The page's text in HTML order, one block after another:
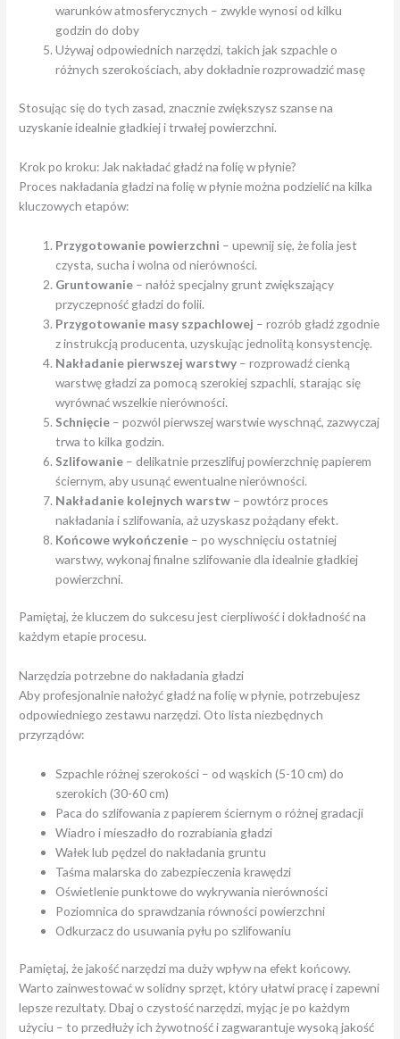
warunków atmosferycznych – zwykle wynosi od kilku
godzin do doby
Używaj odpowiednich narzędzi, takich jak szpachle o
różnych szerokościach, aby dokładnie rozprowadzić masę
Stosując się do tych zasad, znacznie zwiększysz szanse na
uzyskanie idealnie gładkiej i trwałej powierzchni.
Krok po kroku: Jak nakładać gładź na folię w płynie?
Proces nakładania gładzi na folię w płynie można podzielić na kilka
kluczowych etapów:
Przygotowanie powierzchni – upewnij się, że folia jest
czysta, sucha i wolna od nierówności.
Gruntowanie – nałóż specjalny grunt zwiększający
przyczepność gładzi do folii.
Przygotowanie masy szpachlowej – rozrób gładź zgodnie
z instrukcją producenta, uzyskując jednolitą konsystencję.
Nakładanie pierwszej warstwy – rozprowadź cienką
warstwę gładzi za pomocą szerokiej szpachli, starając się
wyrównać wszelkie nierówności.
Schnięcie – pozwól pierwszej warstwie wyschnąć, zazwyczaj
trwa to kilka godzin.
Szlifowanie – delikatnie przeszlifuj powierzchnię papierem
ściernym, aby usunąć ewentualne nierówności.
Nakładanie kolejnych warstw – powtórz proces
nakładania i szlifowania, aż uzyskasz pożądany efekt.
Końcowe wykończenie – po wyschnięciu ostatniej
warstwy, wykonaj finalne szlifowanie dla idealnie gładkiej
powierzchni.
Pamiętaj, że kluczem do sukcesu jest cierpliwość i dokładność na
każdym etapie procesu.
Narzędzia potrzebne do nakładania gładzi
Aby profesjonalnie nałożyć gładź na folię w płynie, potrzebujesz
odpowiedniego zestawu narzędzi. Oto lista niezbędnych
przyrządów:
Szpachle różnej szerokości – od wąskich (5-10 cm) do
szerokich (30-60 cm)
Paca do szlifowania z papierem ściernym o różnej gradacji
Wiadro i mieszadło do rozrabiania gładzi
Wałek lub pędzel do nakładania gruntu
Taśma malarska do zabezpieczenia krawędzi
Oświetlenie punktowe do wykrywania nierówności
Poziomnica do sprawdzania równości powierzchni
Odkurzacz do usuwania pyłu po szlifowaniu
Pamiętaj, że jakość narzędzi ma duży wpływ na efekt końcowy.
Warto zainwestować w solidny sprzęt, który ułatwi pracę i zapewni
lepsze rezultaty. Dbaj o czystość narzędzi, myjąc je po każdym
użyciu – to przedłuży ich żywotność i zagwarantuje wysoką jakość